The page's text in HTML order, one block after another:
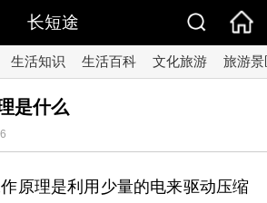
长短途
生活知识 生活百科 文化旅游 旅游景
是什么
原理是利用少量的电来驱动压缩